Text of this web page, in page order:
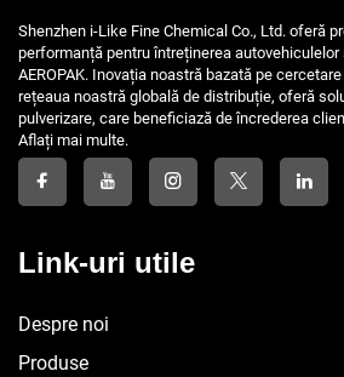
Shenzhen i-Like Fine Chemical Co., Ltd. oferă
performanță pentru întreținerea
AEROPAK. Inovația noastră bazată pe
rețeaua noastră globală de distribuție, oferă
pulverizare, care beneficiază de încrederea
Aflați mai multe.
Link-uri utile
Despre noi
Produse